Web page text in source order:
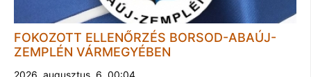
FOKOZOTT ELLENŐRZÉS BORSOD-ABAÚJ-
ZEMPLÉN VÁRMEGYÉBEN